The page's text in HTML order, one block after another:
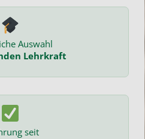
Auswahl
Lehrkraft
seit